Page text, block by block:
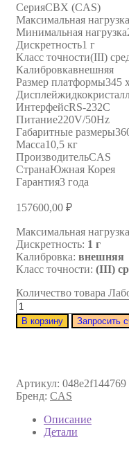
СерияCBX (CAS)
Максимальная нагрузка
Минимальная нагрузка
Дискретность1 г
Класс точности(III)
Калибровкавнешняя
Размер платформы345
Дисплей
ИнтерфейсRS-232C
Питание220V/50Hz
Габаритные размеры
Масса10,5 кг
ПроизводительCAS
СтранаЮжная Корея
Гарантия3 года
157600,00 ₽
Максимальная
Дискретность: 1 г
Калибровка: внешняя
Класс точности: (III)
Количество товара
В корзину Запросить
Артикул: 048e2f144769
Бренд: CAS
Описание
Детали